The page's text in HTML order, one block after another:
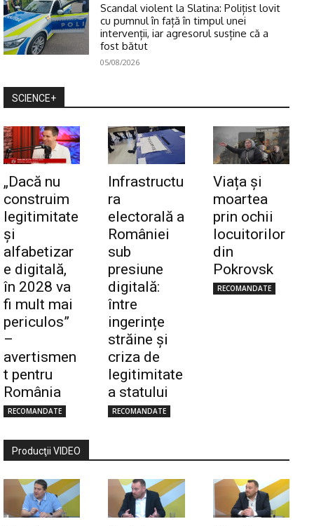
Scandal violent la Slatina: Polițist lovit
cu pumnul în față în timpul unei
intervenții, iar agresorul susține că a
fost bătut
05/08/2026
SCIENCE+
„Dacă nu
construim
legitimitate
și
alfabetizar
e digitală,
în 2028 va
fi mult mai
periculos”
–
avertismen
t pentru
România
RECOMANDATE
Infrastructu
ra
electorală a
României
sub
presiune
digitală:
între
ingerințe
străine și
criza de
legitimitate
a statului
RECOMANDATE
Viața și
moartea
prin ochii
locuitorilor
din
Pokrovsk
RECOMANDATE
Producţii VIDEO